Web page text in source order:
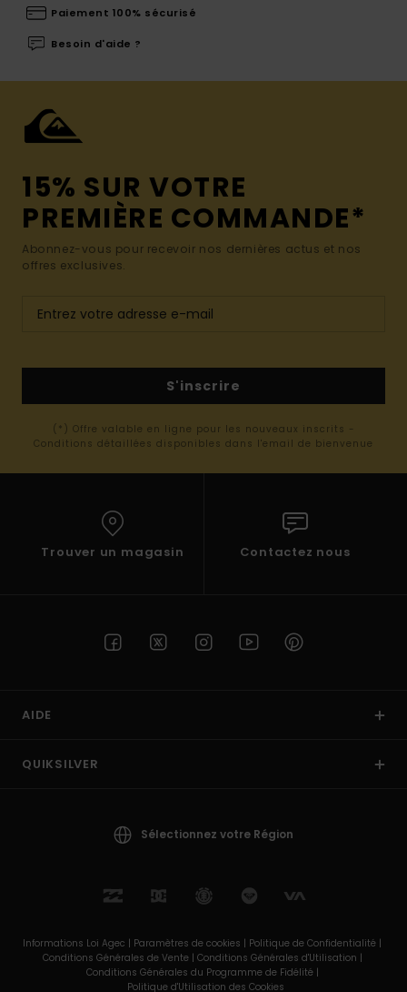
Paiement 100% sécurisé
Besoin d'aide ?
15% SUR VOTRE
PREMIÈRE COMMANDE*
Abonnez-vous pour recevoir nos dernières actus et nos
offres exclusives.
S'inscrire
(*) Offre valable en ligne pour les nouveaux inscrits -
Conditions détaillées disponibles dans l'email de bienvenue
Trouver un magasin Contactez nous
AIDE
QUIKSILVER
Sélectionnez votre Région
Informations Loi Agec | Paramètres de cookies | Politique de Confidentialité |
Conditions Générales de Vente | Conditions Générales d'Utilisation |
Conditions Générales du Programme de Fidélité |
Politique d'Utilisation des Cookies